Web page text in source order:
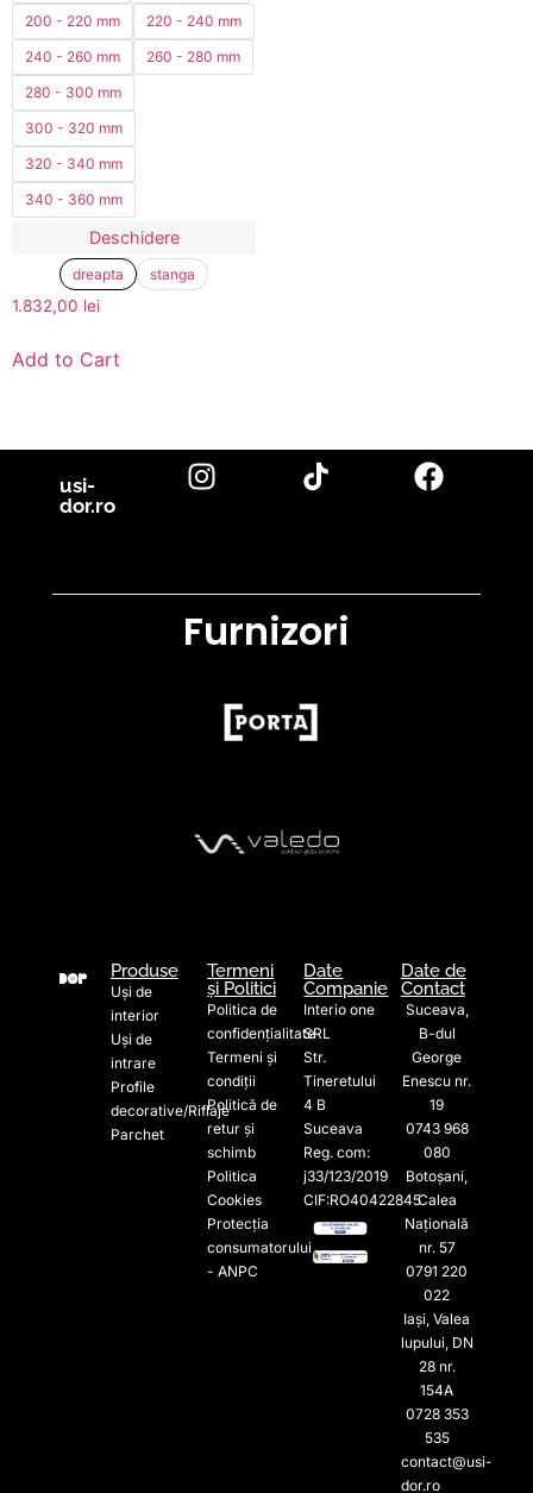
200 - 220 mm
220 - 240 mm
240 - 260 mm
260 - 280 mm
280 - 300 mm
300 - 320 mm
320 - 340 mm
340 - 360 mm
Deschidere
dreapta stanga
1.832,00 lei
Add to Cart
usi-
dor.ro
Furnizori
Produse
Uși de
interior
Uși de
intrare
Profile
decorative/Riflaje
Parchet
Termeni
și Politici
Politica de
confidențialitate
Termeni și
condiții
Politică de
retur și
schimb
Politica
Cookies
Protecția
consumatorului
- ANPC
Date
Companie
Interio one
SRL
Str.
Tineretului
4 B
Suceava
Reg. com:
j33/123/2019
CIF:RO40422845
Date de
Contact
Suceava,
B-dul
George
Enescu nr.
19
0743 968
080
Botoșani,
Calea
Națională
nr. 57
0791 220
022​
Iași, Valea
lupului, DN
28 nr.
154A
0728 353
535​
contact@usi-
dor.ro